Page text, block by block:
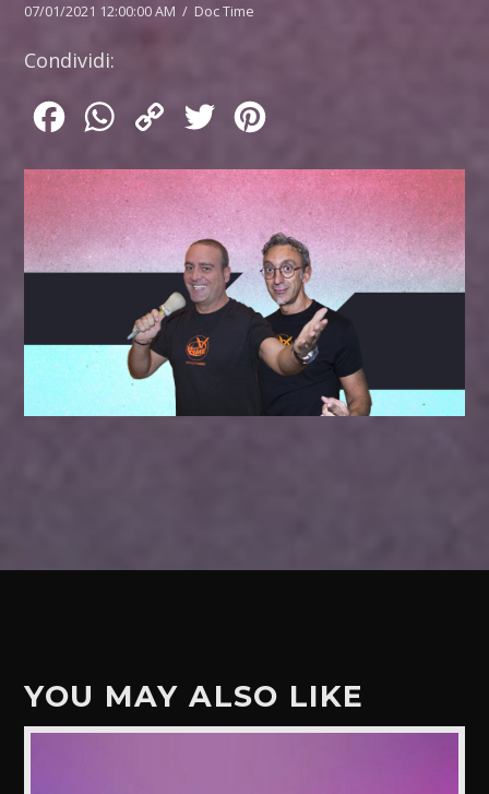
07/01/2021 12:00:00 AM / Doc Time
Condividi:
FacebookWhatsApp
Copy
Twitter
YOU MAY ALSO LIKE